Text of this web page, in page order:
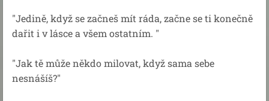
"Jedině, když se začneš mít ráda, začne se ti konečně
dařit i v lásce a všem ostatním. "
"Jak tě může někdo milovat, když sama sebe
nesnášíš?"